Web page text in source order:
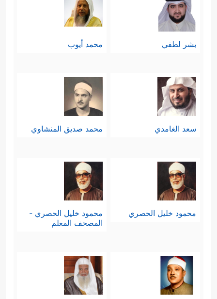
بشر لطفي محمد أيوب
سعد الغامدي محمد صديق المنشاوي
محمود خليل الحصري
محمود خليل الحصري -
المصحف المعلم